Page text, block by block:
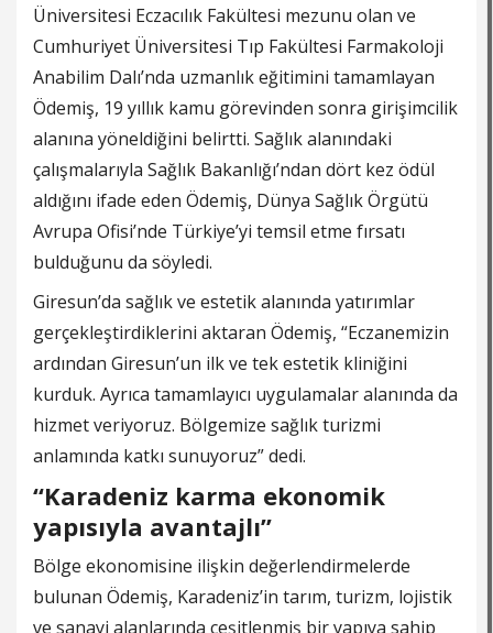
Üniversitesi Eczacılık Fakültesi mezunu olan ve
Cumhuriyet Üniversitesi Tıp Fakültesi Farmakoloji
Anabilim Dalı’nda uzmanlık eğitimini tamamlayan
Ödemiş, 19 yıllık kamu görevinden sonra girişimcilik
alanına yöneldiğini belirtti. Sağlık alanındaki
çalışmalarıyla Sağlık Bakanlığı’ndan dört kez ödül
aldığını ifade eden Ödemiş, Dünya Sağlık Örgütü
Avrupa Ofisi’nde Türkiye’yi temsil etme fırsatı
bulduğunu da söyledi.
Giresun’da sağlık ve estetik alanında yatırımlar
gerçekleştirdiklerini aktaran Ödemiş, “Eczanemizin
ardından Giresun’un ilk ve tek estetik kliniğini
kurduk. Ayrıca tamamlayıcı uygulamalar alanında da
hizmet veriyoruz. Bölgemize sağlık turizmi
anlamında katkı sunuyoruz” dedi.
“Karadeniz karma ekonomik
yapısıyla avantajlı”
Bölge ekonomisine ilişkin değerlendirmelerde
bulunan Ödemiş, Karadeniz’in tarım, turizm, lojistik
ve sanayi alanlarında çeşitlenmiş bir yapıya sahip